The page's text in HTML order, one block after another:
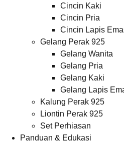
Cincin Kaki
Cincin Pria
Cincin Lapis
Gelang Perak 925
Gelang Wanita
Gelang Pria
Gelang Kaki
Gelang Lapis
Kalung Perak 925
Liontin Perak 925
Set Perhiasan
Panduan & Edukasi